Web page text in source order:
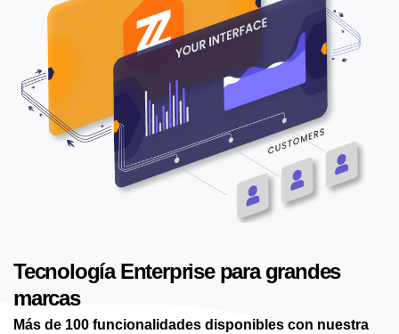
Tecnología Enterprise para grandes
marcas
Más de 100 funcionalidades disponibles con nuestra